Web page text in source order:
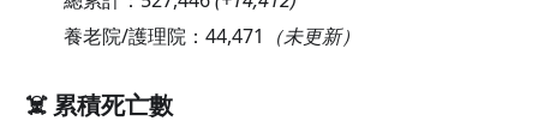
養老院/護理院： 44,471 （未更新）
☠️ 累積死亡數